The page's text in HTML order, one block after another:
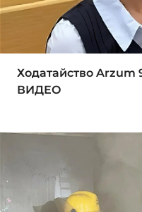
Ходатайство Arzum
ВИДЕО